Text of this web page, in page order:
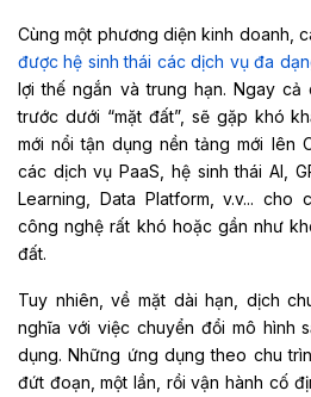
Cùng một phương diện kinh doanh,
được hệ sinh thái các dịch vụ đa
lợi thế ngắn và trung hạn. Ngay
trước dưới “mặt đất”, sẽ gặp khó
mới nổi tận dụng nền tảng mới lên
các dịch vụ PaaS, hệ sinh thái AI,
Learning, Data Platform, v.v... cho
công nghệ rất khó hoặc gần như
đất.
Tuy nhiên, về mặt dài hạn, dịch
nghĩa với việc chuyển đổi mô hình
dụng. Những ứng dụng theo chu
đứt đoạn, một lần, rồi vận hành cố